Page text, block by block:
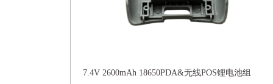
7.4V 2600mAh 18650PDA&无线POS锂电池组